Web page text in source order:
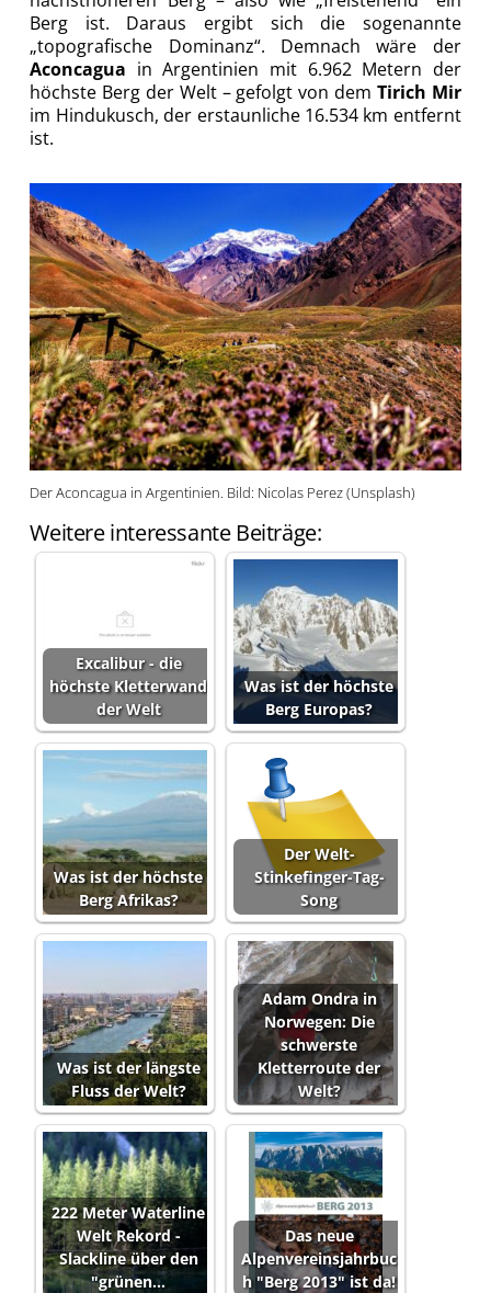
Berg ist. Daraus ergibt sich die sogenannte
„topografische Dominanz“. Demnach wäre der
Aconcagua in Argentinien mit 6.962 Metern der
höchste Berg der Welt – gefolgt von dem Tirich Mir
im Hindukusch, der erstaunliche 16.534 km entfernt
ist.
Der Aconcagua in Argentinien. Bild: Nicolas Perez (Unsplash)
Weitere interessante Beiträge:
Excalibur - die
höchste Kletterwand
der Welt
Was ist der höchste
Berg Europas?
Was ist der höchste
Berg Afrikas?
Der Welt-
Stinkefinger-Tag-
Song
Was ist der längste
Fluss der Welt?
Adam Ondra in
Norwegen: Die
schwerste
Kletterroute der
Welt?
222 Meter Waterline
Welt Rekord -
Slackline über den
"grünen…
Das neue
Alpenvereinsjahrbuc
h "Berg 2013" ist da!